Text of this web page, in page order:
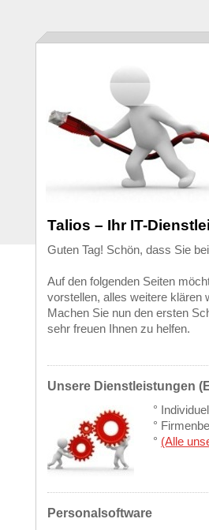
Talios – Ihr IT-
Guten Tag! Schön, dass Sie
Auf den folgenden Seiten
vorstellen, alles weitere klären
Machen Sie nun den ersten
sehr freuen Ihnen zu helfen.
Unsere Dienstleistungen
°
°
° (Alle
Personalsoftware